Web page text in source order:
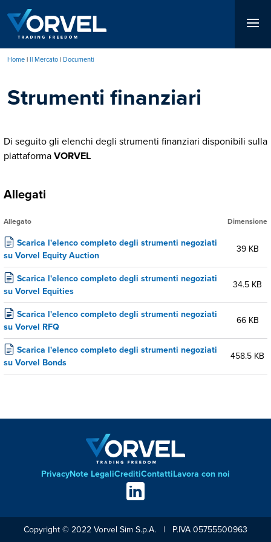
contenuto
principale
di
Home Il Mercato Documenti
Strumenti finanziari
Di seguito gli elenchi degli strumenti finanziari disponibili sulla
piattaformaVORVEL
Allegati
Allegato Dimensione
Scarica l'elenco completo degli strumenti negoziati
su Vorvel Equity Auction
39 KB
Scarica l'elenco completo degli strumenti negoziati
su Vorvel Equities
34.5 KB
Scarica l'elenco completo degli strumenti negoziati
su Vorvel RFQ
66 KB
Scarica l'elenco completo degli strumenti negoziati
su Vorvel Bonds
458.5 KB
Footer
PrivacyNote LegaliCreditiContattiLavora con noi
Social
links
Copyright © 2022 Vorvel Sim S.p.A. | P.IVA 05755500963